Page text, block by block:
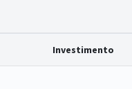
Investimento